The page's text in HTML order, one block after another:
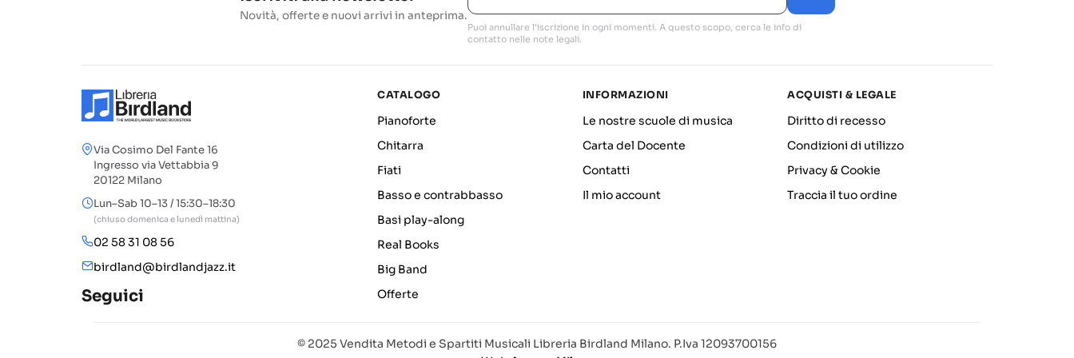
Novità, offerte e nuovi arrivi in anteprima.
Puoi annullare l'iscrizione in ogni momenti. A questo scopo, cerca le info di
contatto nelle note legali.
Via Cosimo Del Fante 16
Ingresso via Vettabbia 9
20122 Milano
Lun–Sab 10–13 / 15:30–18:30
(chiuso domenica e lunedì mattina)
02 58 31 08 56
birdland@birdlandjazz.it
Seguici
CATALOGO
Pianoforte
Chitarra
Fiati
Basso e contrabbasso
Basi play-along
Real Books
Big Band
Offerte
INFORMAZIONI
Le nostre scuole di musica
Carta del Docente
Contatti
Il mio account
ACQUISTI & LEGALE
Diritto di recesso
Condizioni di utilizzo
Privacy & Cookie
Traccia il tuo ordine
© 2025 Vendita Metodi e Spartiti Musicali Libreria Birdland Milano. P.Iva 12093700156